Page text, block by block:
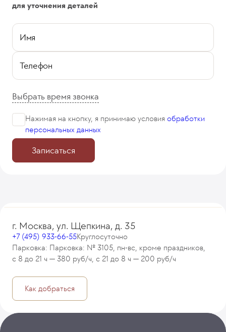
для уточнения деталей
Имя
Телефон
Выбрать время звонка
Нажимая на кнопку, я принимаю условия обработки
персональных данных
Записаться
г. Москва, ул. Щепкина, д. 35
+7 (495) 933-66-55Круглосуточно
Парковка: Парковка: № 3105, пн-вс, кроме праздников,
с 8 до 21 ч — 380 руб/ч, с 21 до 8 ч — 200 руб/ч
Как добраться